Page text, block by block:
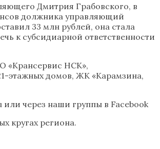
Дмитрия Грабовского, в
должника управляющий
33 млн рублей, она стала
к субсидиарной ответственности
«Крансервис НСК»,
этажных домов, ЖК «Карамзина,
через наши группы в Facebook
кругах региона.